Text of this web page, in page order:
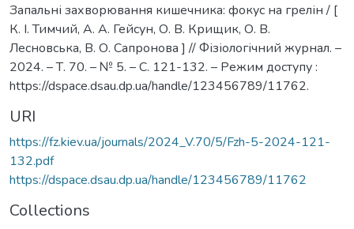
Запальні захворювання кишечника: фокус на грелін / [
К. І. Тимчий, А. А. Гейсун, О. В. Крищик, О. В.
Лесновська, В. О. Сапронова ] // Фізіологічний журнал. –
2024. – Т. 70. – № 5. – С. 121-132. – Режим доступу :
https://dspace.dsau.dp.ua/handle/123456789/11762.
URI
https://fz.kiev.ua/journals/2024_V.70/5/Fzh-5-2024-121-
132.pdf
https://dspace.dsau.dp.ua/handle/123456789/11762
Collections